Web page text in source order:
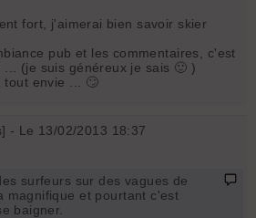
fort, j'aimerai bien savoir skier
pub et les commentaires, c'est
(je suis généreux je sais 🙂 )
tout envie ... 🙄
- Le 13/02/2013 18:37
surfeurs sur des vagues de
magnifique et pourtant c'est
baigner.